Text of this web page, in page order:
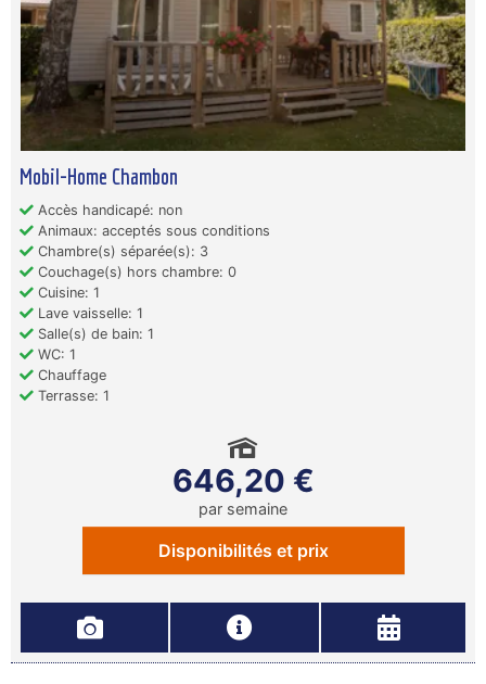
Mobil-Home Chambon
Accès handicapé: non
Animaux: acceptés sous conditions
Chambre(s) séparée(s): 3
Couchage(s) hors chambre: 0
Cuisine: 1
Lave vaisselle: 1
Salle(s) de bain: 1
WC: 1
Chauffage
Terrasse: 1
646,20 €
par semaine
Disponibilités et prix